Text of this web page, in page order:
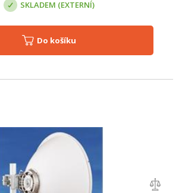
SKLADEM (EXTERNÍ)
Do košíku